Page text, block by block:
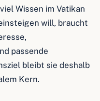
Wissen im Vatikan
will, braucht
passende
bleibt sie deshalb
Kern.